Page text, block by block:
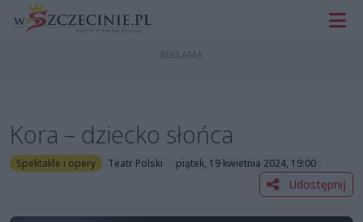
Kora – dziecko słońca
Spektakle i opery Teatr Polski piątek, 19 kwietnia 2024, 19:00
Udostępnij